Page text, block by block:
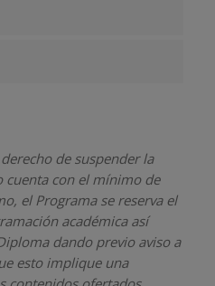
de suspender la
cuenta con el mínimo de
el Programa se reserva el
académica así
dando previo aviso a
esto implique una